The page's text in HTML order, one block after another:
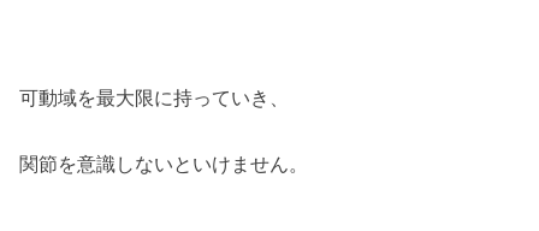
可動域を最大限に持っていき、
関節を意識しないといけません。